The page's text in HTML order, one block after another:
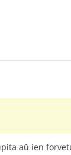
aŭ ien